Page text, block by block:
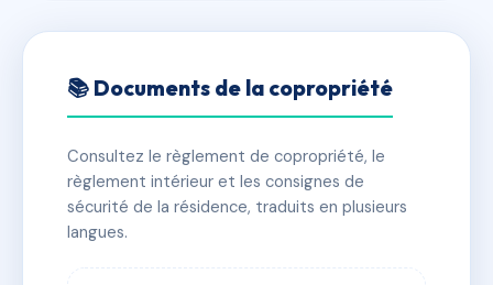
SDC 87 rue d'Hauteville
✓ Immatriculée 🏠 39 lots 🏗 1 bâtiment(s)
📞 Contacter Syndic Digital
📚 Documents de la copropriété
Consultez le règlement de copropriété, le
règlement intérieur et les consignes de
sécurité de la résidence, traduits en plusieurs
langues.